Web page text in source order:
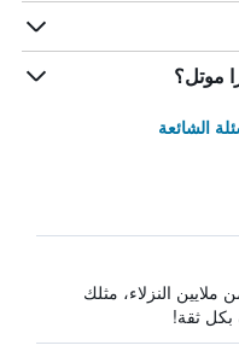
موتل؟
الشائعة
ملايين النزلاء، مثلك
بكل ثقة!